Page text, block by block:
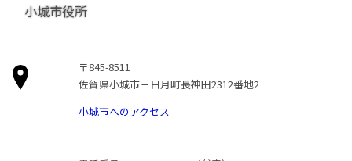
小城市役所
〒845-8511
佐賀県小城市三日月町長神田2312番地2
小城市へのアクセス